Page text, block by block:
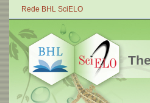
Rede BHL SciELO